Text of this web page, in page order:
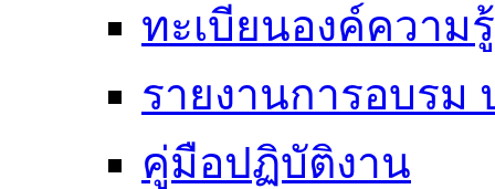
ทะเบียนองค์ความ
รายงานการอบรม
คู่มือปฏิบัติงาน